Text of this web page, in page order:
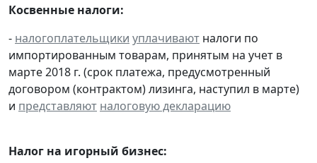
Косвенные налоги:
- налогоплательщики уплачивают налоги по
импортированным товарам, принятым на учет в
марте 2018 г. (срок платежа, предусмотренный
договором (контрактом) лизинга, наступил в марте)
и представляют налоговую декларацию
Налог на игорный бизнес: